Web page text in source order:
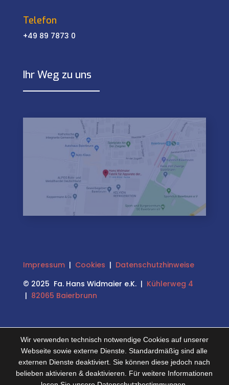
Telefon
+49 89 7873 0
Ihr Weg zu uns
Impressum| Cookies | Datenschutzhinweise
© 2025 Fa. Hans Widmaier e.K. | Kühlerweg 4
| 82065 Baierbrunn
Wir verwenden technisch notwendige Cookies auf unserer
Webseite sowie externe Dienste. Standardmäßig sind alle
externen Dienste deaktiviert. Sie können diese jedoch nach
belieben aktivieren & deaktivieren. Für weitere Informationen